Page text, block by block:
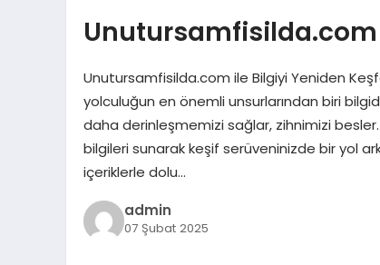
Unutursamfisilda.com ile Bilgiyi Yeniden
yolculuğun en önemli unsurlarından biri
daha derinleşmemizi sağlar, zihnimizi
bilgileri sunarak keşif serüveninizde bir yol
içeriklerle dolu…
admin
07 Şubat 2025